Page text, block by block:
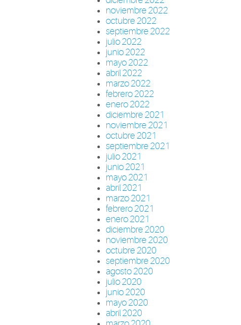
noviembre 2022
octubre 2022
septiembre 2022
julio 2022
junio 2022
mayo 2022
abril 2022
marzo 2022
febrero 2022
enero 2022
diciembre 2021
noviembre 2021
octubre 2021
septiembre 2021
julio 2021
junio 2021
mayo 2021
abril 2021
marzo 2021
febrero 2021
enero 2021
diciembre 2020
noviembre 2020
octubre 2020
septiembre 2020
agosto 2020
julio 2020
junio 2020
mayo 2020
abril 2020